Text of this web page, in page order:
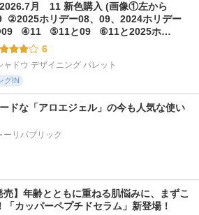
月　11 新色購入 (画像①左から
②2025ホリデー08、09、2024ホリデー
④11   ⑤11と09   ⑥11と2025ホ…
6
ャドウ デザイニング パレット
グIN
ドな「アロエジェル」の今も人気な使い
ーリパブリック
売】年齢とともに重ねる肌悩みに、まずこ
「カッパーペプチドセラム」新登場！